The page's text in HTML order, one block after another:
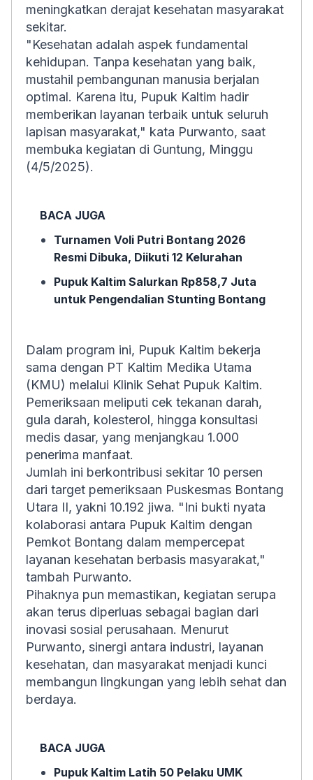
meningkatkan derajat kesehatan masyarakat
sekitar.
"Kesehatan adalah aspek fundamental
kehidupan. Tanpa kesehatan yang baik,
mustahil pembangunan manusia berjalan
optimal. Karena itu, Pupuk Kaltim hadir
memberikan layanan terbaik untuk seluruh
lapisan masyarakat," kata Purwanto, saat
membuka kegiatan di Guntung, Minggu
(4/5/2025).
BACA JUGA
Turnamen Voli Putri Bontang 2026
Resmi Dibuka, Diikuti 12 Kelurahan
Pupuk Kaltim Salurkan Rp858,7 Juta
untuk Pengendalian Stunting Bontang
Dalam program ini, Pupuk Kaltim bekerja
sama dengan PT Kaltim Medika Utama
(KMU) melalui Klinik Sehat Pupuk Kaltim.
Pemeriksaan meliputi cek tekanan darah,
gula darah, kolesterol, hingga konsultasi
medis dasar, yang menjangkau 1.000
penerima manfaat.
Jumlah ini berkontribusi sekitar 10 persen
dari target pemeriksaan Puskesmas Bontang
Utara II, yakni 10.192 jiwa. "Ini bukti nyata
kolaborasi antara Pupuk Kaltim dengan
Pemkot Bontang dalam mempercepat
layanan kesehatan berbasis masyarakat,"
tambah Purwanto.
Pihaknya pun memastikan, kegiatan serupa
akan terus diperluas sebagai bagian dari
inovasi sosial perusahaan. Menurut
Purwanto, sinergi antara industri, layanan
kesehatan, dan masyarakat menjadi kunci
membangun lingkungan yang lebih sehat dan
berdaya.
BACA JUGA
Pupuk Kaltim Latih 50 Pelaku UMK